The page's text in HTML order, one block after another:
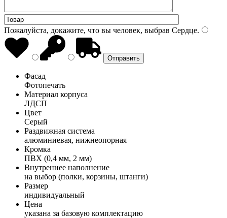
Пожалуйста, докажите, что вы человек, выбрав Сердце.
Фасад
Фотопечать
Материал корпуса
ЛДСП
Цвет
Серый
Раздвижная система
алюминиевая, нижнеопорная
Кромка
ПВХ (0,4 мм, 2 мм)
Внутреннее наполнение
на выбор (полки, корзины, штанги)
Размер
индивидуальный
Цена
указана за базовую комплектацию